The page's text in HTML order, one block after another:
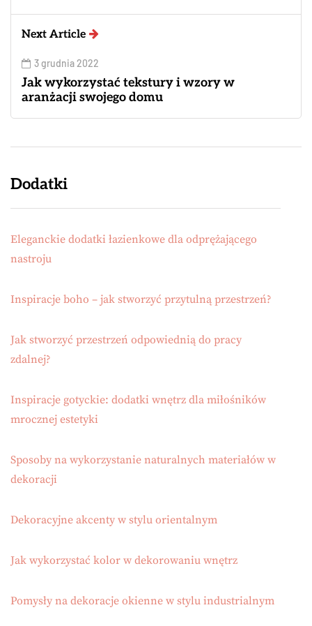
Next Article
3 grudnia 2022
Jak wykorzystać tekstury i wzory w
aranżacji swojego domu
Dodatki
Eleganckie dodatki łazienkowe dla odprężającego
nastroju
Inspiracje boho – jak stworzyć przytulną przestrzeń?
Jak stworzyć przestrzeń odpowiednią do pracy
zdalnej?
Inspiracje gotyckie: dodatki wnętrz dla miłośników
mrocznej estetyki
Sposoby na wykorzystanie naturalnych materiałów w
dekoracji
Dekoracyjne akcenty w stylu orientalnym
Jak wykorzystać kolor w dekorowaniu wnętrz
Pomysły na dekoracje okienne w stylu industrialnym